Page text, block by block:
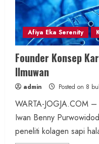
Afiya Eka Serenity
Founder Konsep
Ilmuwan
admin Posted on 8
WARTA-JOGJA.COM
Iwan Benny
peneliti kolagen sapi